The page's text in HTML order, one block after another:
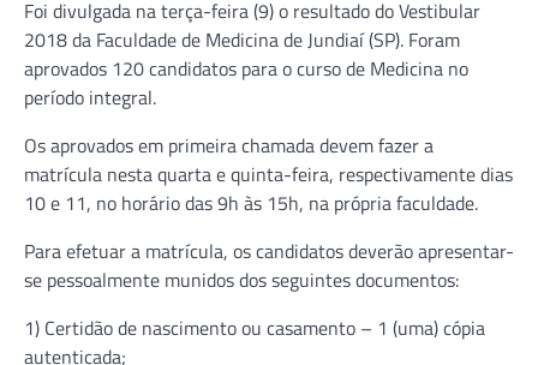
Foi divulgada na terça-feira (9) o resultado do Vestibular
2018 da Faculdade de Medicina de Jundiaí (SP). Foram
aprovados 120 candidatos para o curso de Medicina no
período integral.
Os aprovados em primeira chamada devem fazer a
matrícula nesta quarta e quinta-feira, respectivamente dias
10 e 11, no horário das 9h às 15h, na própria faculdade.
Para efetuar a matrícula, os candidatos deverão apresentar-
se pessoalmente munidos dos seguintes documentos:
1) Certidão de nascimento ou casamento – 1 (uma) cópia
autenticada;